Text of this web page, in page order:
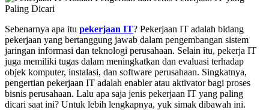
Sebenarnya apa itu pekerjaan IT? Pekerjaan IT adalah bidang
pekerjaan yang bertanggung jawab dalam pengembangan sistem
jaringan informasi dan teknologi perusahaan. Selain itu, pekerja IT
juga memiliki tugas dalam meningkatkan dan evaluasi terhadap
objek komputer, instalasi, dan software perusahaan. Singkatnya,
pengertian pekerjaan IT adalah enabler atau aktivator bagi proses
bisnis perusahaan. Lalu apa saja jenis pekerjaan IT yang paling
dicari saat ini? Untuk lebih lengkapnya, yuk simak dibawah ini.